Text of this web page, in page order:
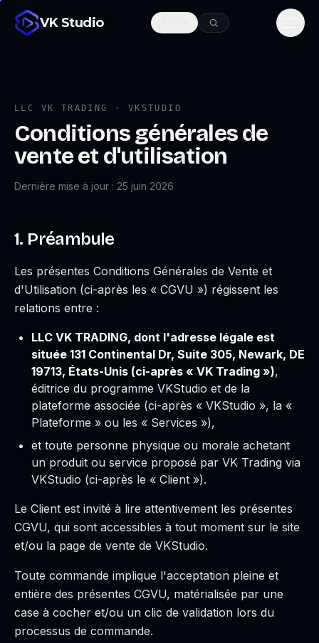
VK Studio
LLC VK TRADING · VKSTUDIO
Conditions générales de
vente et d'utilisation
Dernière mise à jour : 25 juin 2026
1. Préambule
Les présentes Conditions Générales de Vente et
d'Utilisation (ci-après les « CGVU ») régissent les
relations entre :
LLC VK TRADING, dont l'adresse légale est
située 131 Continental Dr, Suite 305, Newark, DE
19713, États-Unis (ci-après « VK Trading »),
éditrice du programme VKStudio et de la
plateforme associée (ci-après « VKStudio », la «
Plateforme » ou les « Services »),
et toute personne physique ou morale achetant
un produit ou service proposé par VK Trading via
VKStudio (ci-après le « Client »).
Le Client est invité à lire attentivement les présentes
CGVU, qui sont accessibles à tout moment sur le site
et/ou la page de vente de VKStudio.
Toute commande implique l'acceptation pleine et
entière des présentes CGVU, matérialisée par une
case à cocher et/ou un clic de validation lors du
processus de commande.